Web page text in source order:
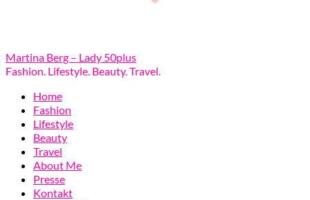
Martina Berg – Lady 50plus
Fashion. Lifestyle. Beauty. Travel.
Home
Fashion
Lifestyle
Beauty
Travel
About Me
Presse
Kontakt